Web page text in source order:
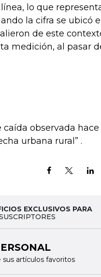
lo que
la cifra se ubicó
de este
medición, al pasar
caída observada
urbana rural” .
EXCLUSIVOS PARA
artículos favoritos